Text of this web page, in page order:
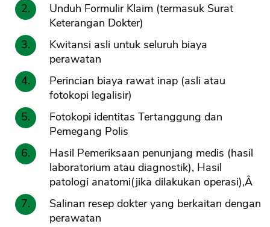
Unduh Formulir Klaim (termasuk Surat
Keterangan Dokter)
Kwitansi asli untuk seluruh biaya
perawatan
Perincian biaya rawat inap (asli atau
fotokopi legalisir)
Fotokopi identitas Tertanggung dan
Pemegang Polis
Hasil Pemeriksaan penunjang medis (hasil
laboratorium atau diagnostik), Hasil
patologi anatomi(jika dilakukan operasi),Â
Salinan resep dokter yang berkaitan dengan
perawatan